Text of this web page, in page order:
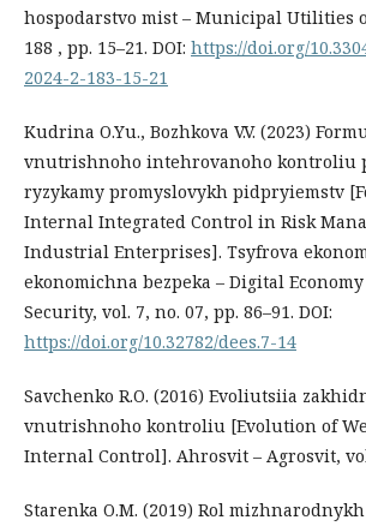
hospodarstvo mist – Municipal Utilities
188 , pp. 15–21. DOI: https://doi.org/
2024-2-183-15-21
Kudrina O.Yu., Bozhkova V.V. (2023)
vnutrishnoho intehrovanoho kontroliu
ryzykamy promyslovykh pidpryiemstv
Internal Integrated Control in Risk
Industrial Enterprises]. Tsyfrova
ekonomichna bezpeka – Digital
Security, vol. 7, no. 07, pp. 86–91. DOI:
https://doi.org/10.32782/dees.7-14
Savchenko R.O. (2016) Evoliutsiia
vnutrishnoho kontroliu [Evolution of
Internal Control]. Ahrosvit – Agrosvit,
Starenka O.M. (2019) Rol